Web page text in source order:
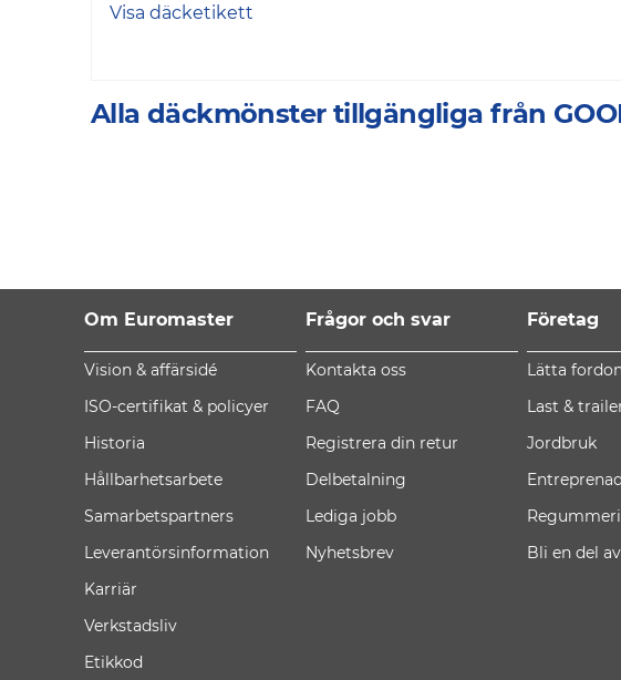
Visa däcketikett
Alla däckmönster tillgängliga från
Om Euromaster
Vision & affärsidé
ISO-certifikat & policyer
Historia
Hållbarhetsarbete
Samarbetspartners
Leverantörsinformation
Karriär
Verkstadsliv
Etikkod
Frågor och svar
Kontakta oss
FAQ
Registrera din retur
Delbetalning
Lediga jobb
Nyhetsbrev
Företag
Lätta
Last &
Jordbruk
Entreprenad
Bli en del